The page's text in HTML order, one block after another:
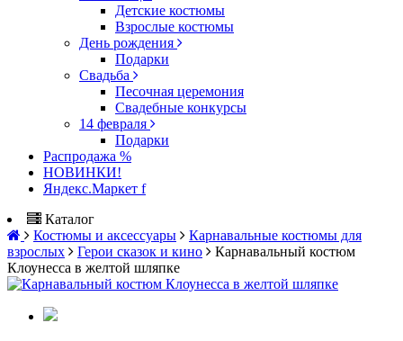
Детские костюмы
Взрослые костюмы
День рождения
Подарки
Свадьба
Песочная церемония
Свадебные конкурсы
14 февраля
Подарки
Распродажа %
НОВИНКИ!
Яндекс.Маркет f
Каталог
Костюмы и аксессуары
Карнавальные костюмы для
взрослых
Герои сказок и кино
Карнавальный костюм
Клоунесса в желтой шляпке